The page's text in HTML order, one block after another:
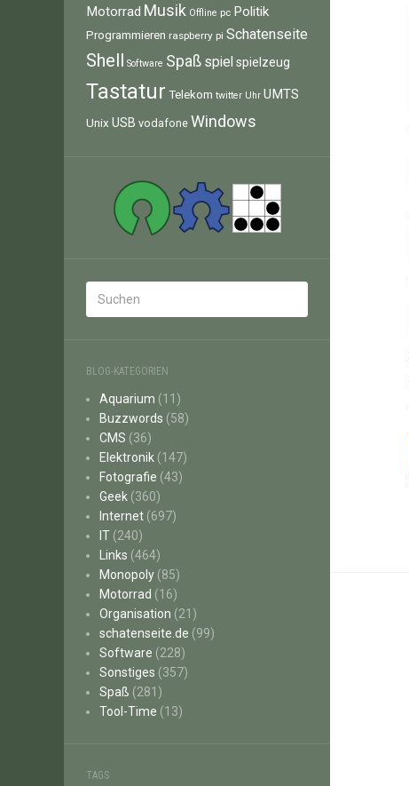
Motorrad Musik Offline pc Politik
Programmieren raspberry pi Schatenseite
Shell Software Spaß spiel spielzeug
Tastatur Telekom twitter Uhr UMTS
Unix USB vodafone Windows
BLOG-KATEGORIEN
Aquarium (11)
Buzzwords (58)
CMS (36)
Elektronik (147)
Fotografie (43)
Geek (360)
Internet (697)
IT (240)
Links (464)
Monopoly (85)
Motorrad (16)
Organisation (21)
schatenseite.de (99)
Software (228)
Sonstiges (357)
Spaß (281)
Tool-Time (13)
TAGS